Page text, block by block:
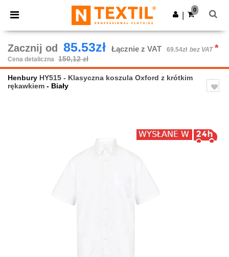
× Aplikacja Ntextil
Lepsze ceny w aplikacji!
Pobierz app
0
Zacznij od 85.53zł Łącznie z VAT 69.54zł bez VAT *
Cena detaliczna 150,12 zł
Henbury HY515 - Klasyczna koszula Oxford z krótkim
rękawkiem - Biały